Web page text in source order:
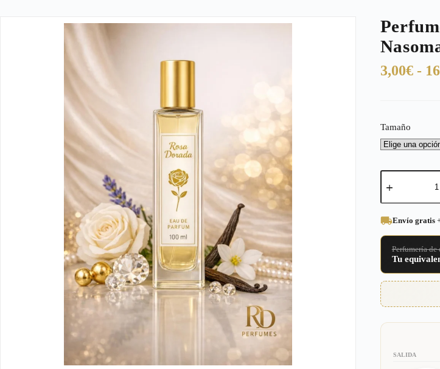
3,00€ -
Tamaño
Perfume
equivalente
Black
Afgano
Nasomatto
Unisex
cantidad
Envío gratis
Perfumería de
Tu
SALIDA